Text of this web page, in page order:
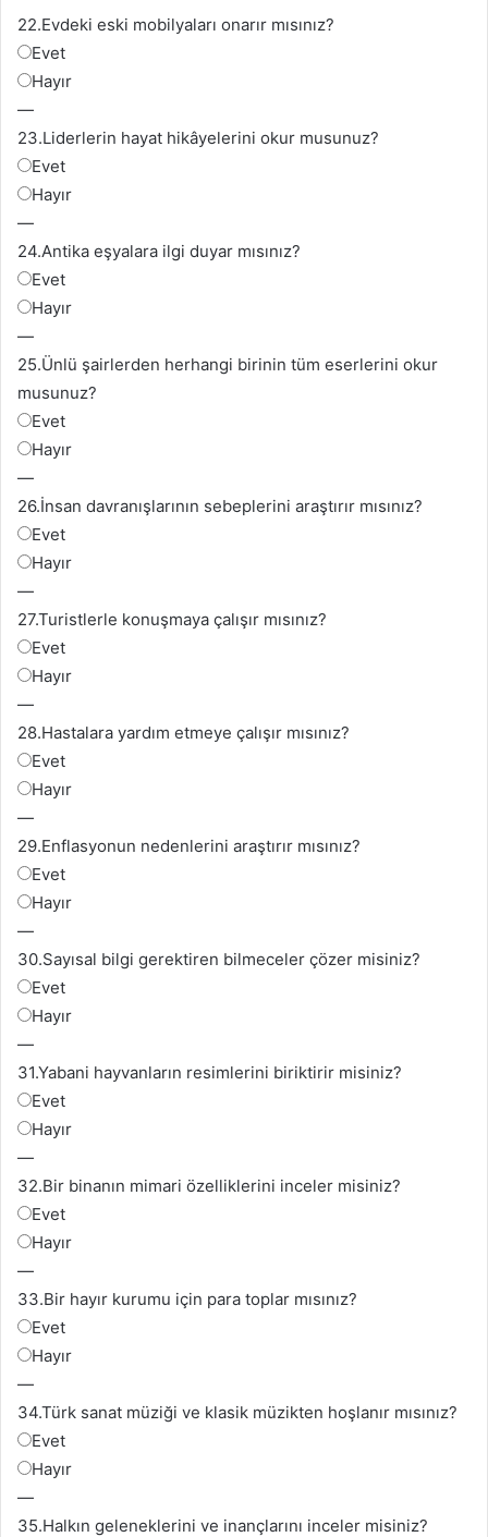
22.Evdeki eski mobilyaları onarır mısınız?
Evet
Hayır
—
23.Liderlerin hayat hikâyelerini okur musunuz?
Evet
Hayır
—
24.Antika eşyalara ilgi duyar mısınız?
Evet
Hayır
—
25.Ünlü şairlerden herhangi birinin tüm eserlerini okur
musunuz?
Evet
Hayır
—
26.İnsan davranışlarının sebeplerini araştırır mısınız?
Evet
Hayır
—
27.Turistlerle konuşmaya çalışır mısınız?
Evet
Hayır
—
28.Hastalara yardım etmeye çalışır mısınız?
Evet
Hayır
—
29.Enflasyonun nedenlerini araştırır mısınız?
Evet
Hayır
—
30.Sayısal bilgi gerektiren bilmeceler çözer misiniz?
Evet
Hayır
—
31.Yabani hayvanların resimlerini biriktirir misiniz?
Evet
Hayır
—
32.Bir binanın mimari özelliklerini inceler misiniz?
Evet
Hayır
—
33.Bir hayır kurumu için para toplar mısınız?
Evet
Hayır
—
34.Türk sanat müziği ve klasik müzikten hoşlanır mısınız?
Evet
Hayır
—
35.Halkın geleneklerini ve inançlarını inceler misiniz?